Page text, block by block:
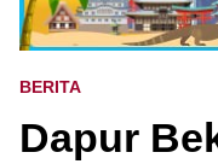
BERITA
Dapur